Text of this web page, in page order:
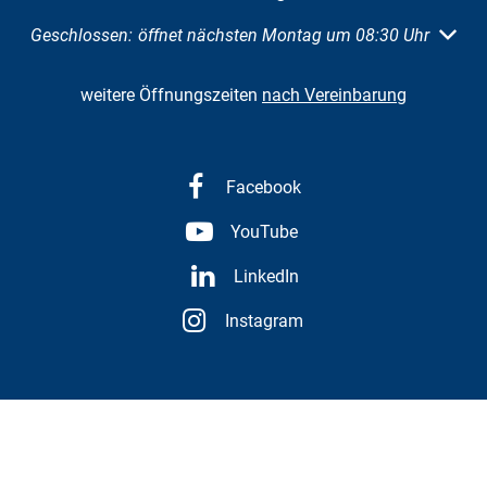
Klicken, um weitere Öffnungs- oder Schließzeiten
Geschlossen: öffnet nächsten Montag um 08:30 Uhr
weitere Öffnungszeiten nach Vereinbarung
Facebook
YouTube
LinkedIn
Instagram